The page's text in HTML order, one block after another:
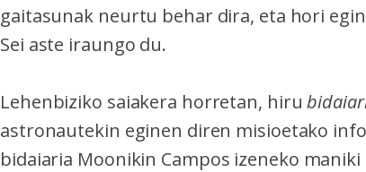
gaitasunak neurtu behar dira, eta hori
Sei aste iraungo du.
Lehenbiziko saiakera horretan, hiru
astronautekin eginen diren misioetako
bidaiaria Moonikin Campos izeneko